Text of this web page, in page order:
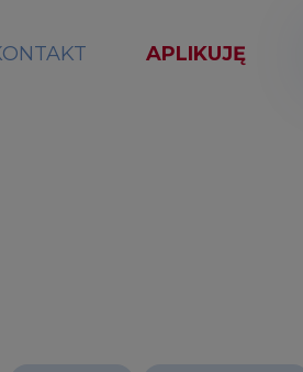
APLIKUJĘ